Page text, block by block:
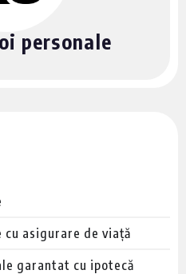
cu asigurare de viață
garantat cu ipotecă
personale